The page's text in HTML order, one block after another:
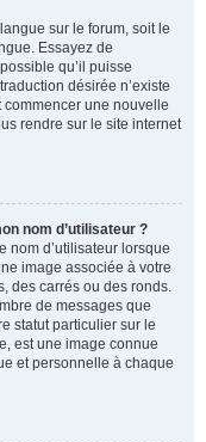
sur le forum, soit le
Essayez de
qu’il puisse
désirée n’existe
une nouvelle
rendre sur le site internet
nom d’utilisateur ?
nom d’utilisateur lorsque
image associée à votre
des carrés ou des ronds.
de messages que
statut particulier sur le
est une image connue
et personnelle à chaque